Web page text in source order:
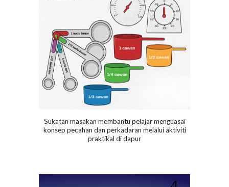
Sukatan masakan membantu pelajar menguasai
konsep pecahan dan perkadaran melalui aktiviti
praktikal di dapur